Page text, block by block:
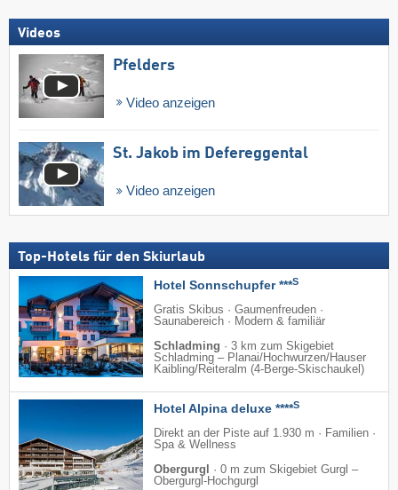
Videos
Pfelders
Video anzeigen
St. Jakob im Defereggental
Video anzeigen
Top-Hotels für den Skiurlaub
Hotel Sonnschupfer ***S
Gratis Skibus · Gaumenfreuden ·
Saunabereich · Modern & familiär
Schladming · 3 km zum Skigebiet
Schladming – Planai/​Hochwurzen/​Hauser
Kaibling/​Reiteralm (4-Berge-Skischaukel)
Hotel Alpina deluxe ****S
Direkt an der Piste auf 1.930 m · Familien ·
Spa & Wellness
Obergurgl
· 0 m zum Skigebiet Gurgl –
Obergurgl-Hochgurgl